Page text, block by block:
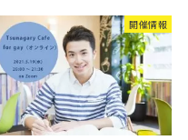
開催情報